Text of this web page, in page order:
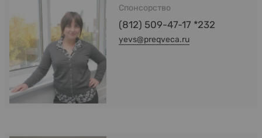
Спонсорство
(812) 509-47-17 *232
yevs@preqveca.ru